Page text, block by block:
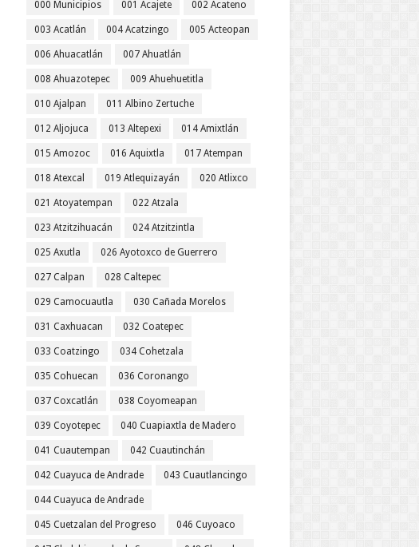
000 Municipios 001 Acajete 002 Acateno
003 Acatlán 004 Acatzingo 005 Acteopan
006 Ahuacatlán 007 Ahuatlán
008 Ahuazotepec 009 Ahuehuetitla
010 Ajalpan 011 Albino Zertuche
012 Aljojuca 013 Altepexi 014 Amixtlán
015 Amozoc 016 Aquixtla 017 Atempan
018 Atexcal 019 Atlequizayán 020 Atlixco
021 Atoyatempan 022 Atzala
023 Atzitzihuacán 024 Atzitzintla
025 Axutla 026 Ayotoxco de Guerrero
027 Calpan 028 Caltepec
029 Camocuautla 030 Cañada Morelos
031 Caxhuacan 032 Coatepec
033 Coatzingo 034 Cohetzala
035 Cohuecan 036 Coronango
037 Coxcatlán 038 Coyomeapan
039 Coyotepec 040 Cuapiaxtla de Madero
041 Cuautempan 042 Cuautinchán
042 Cuayuca de Andrade 043 Cuautlancingo
044 Cuayuca de Andrade
045 Cuetzalan del Progreso 046 Cuyoaco